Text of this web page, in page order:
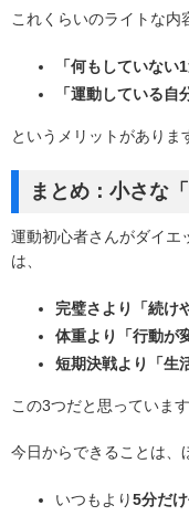
これくらいのライトな内
「何もしていな
「運動している
というメリットがありま
まとめ：小さな
運動初心者さんがダイエ
は、
完璧さより「続け
体重より「行動が
短期決戦より「生
この3つだと思っています
今日からできることは、
いつもより5分だ